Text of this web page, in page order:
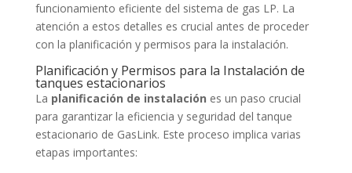
funcionamiento eficiente del sistema de gas LP. La
atención a estos detalles es crucial antes de proceder
con la planificación y permisos para la instalación.
Planificación y Permisos para la Instalación de
tanques estacionarios
La planificación de instalación es un paso crucial
para garantizar la eficiencia y seguridad del tanque
estacionario de GasLink. Este proceso implica varias
etapas importantes: